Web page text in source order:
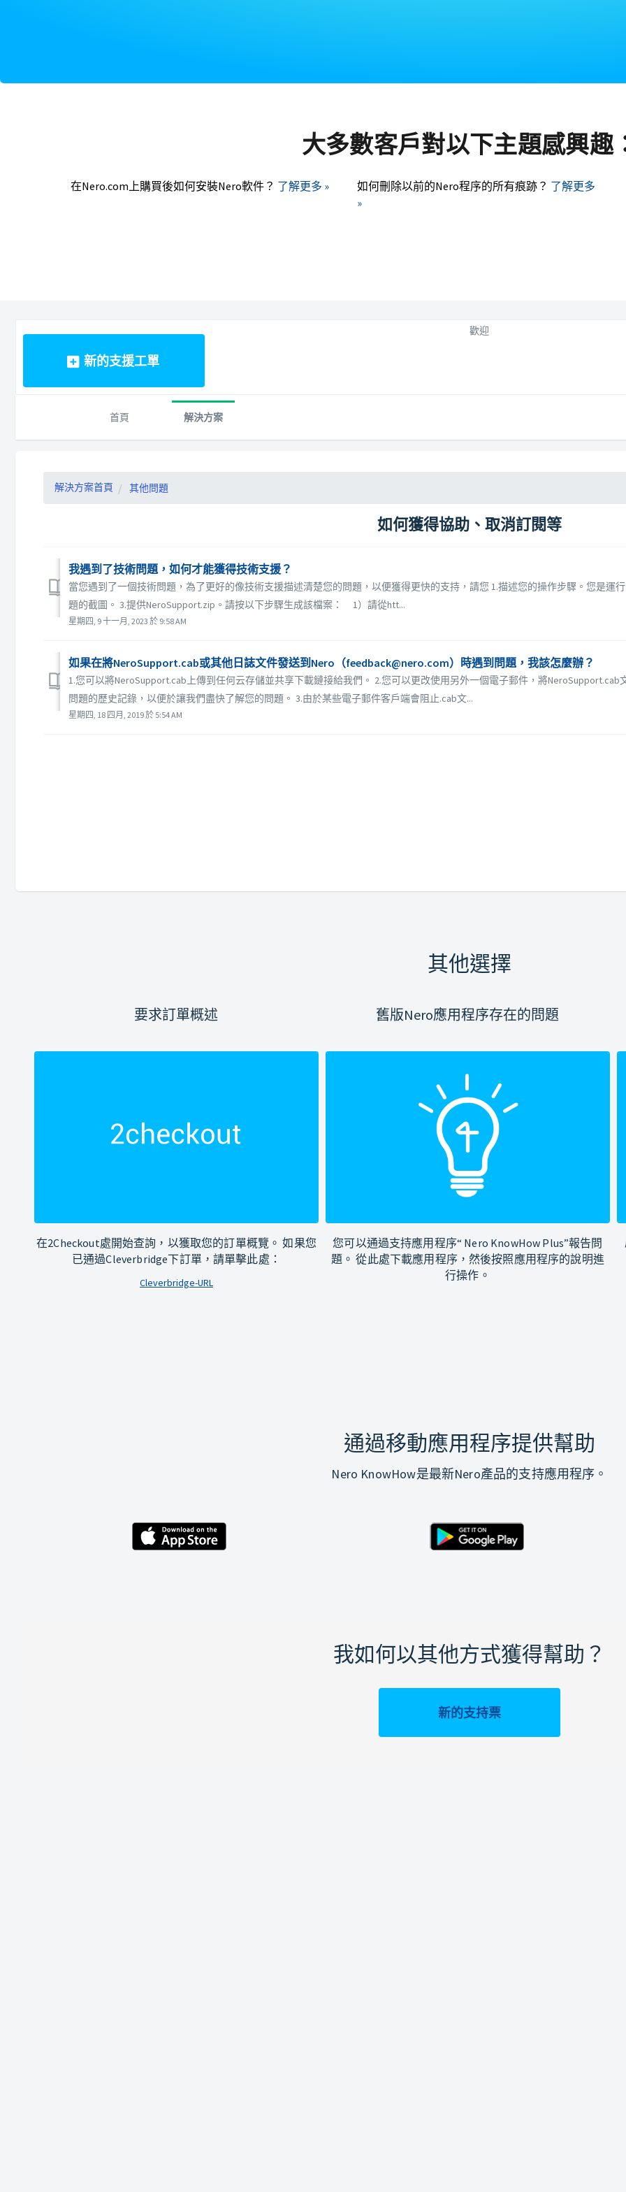
大多數客戶對以下主題感興趣
在Nero.com上購買後如何安裝Nero軟件？ 了解更多 » 如何刪除以前的Nero程序的所有痕跡？ 了解更多
»
新的支援工單
歡迎
首頁 解決方案
解決方案首頁 其他問題
如何獲得協助、取消訂閱等
我遇到了技術問題，如何才能獲得技術支援？
當您遇到了一個技術問題，為了更好的像技術支援描述清楚您的問題，以便獲得更快的支持，請您 1.描述您的操作步驟。您是運
題的截圖。 3.提供NeroSupport.zip。請按以下步驟生成該檔案： 1）請從htt...
星期四, 9 十一月, 2023 於 9:58 AM
如果在將NeroSupport.cab或其他日誌文件發送到Nero（feedback@nero.com）時遇到問題，我該怎麼辦？
1.您可以將NeroSupport.cab上傳到任何云存儲並共享下載鏈接給我們。 2.您可以更改使用另外一個電子郵件，將
問題的歷史記錄，以便於讓我們盡快了解您的問題。 3.由於某些電子郵件客戶端會阻止.cab文...
星期四, 18 四月, 2019 於 5:54 AM
其他選擇
要求訂單概述
在2Checkout處開始查詢，以獲取您的訂單概覽。 如果您
已通過Cleverbridge下訂單，請單擊此處：
Cleverbridge-URL
舊版Nero應用程序存在的問題
您可以通過支持應用程序“ Nero KnowHow Plus”報告問
題。 從此處下載應用程序，然後按照應用程序的說明進
行操作。
通過移動應用程序提供幫助
Nero KnowHow是最新Nero產品的支持應用程序。
我如何以其他方式獲得幫助？
新的支持票